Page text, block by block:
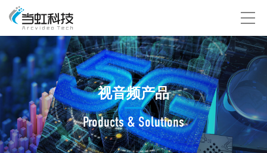
视音频产品
Products & Solutions